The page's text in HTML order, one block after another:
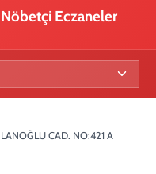
Eczaneler
CAD. NO:421 A